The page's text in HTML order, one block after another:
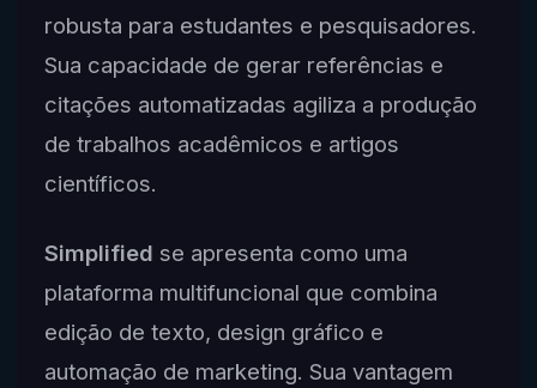
robusta para estudantes e pesquisadores.
Sua capacidade de gerar referências e
citações automatizadas agiliza a produção
de trabalhos acadêmicos e artigos
científicos.
Simplified se apresenta como uma
plataforma multifuncional que combina
edição de texto, design gráfico e
automação de marketing. Sua vantagem